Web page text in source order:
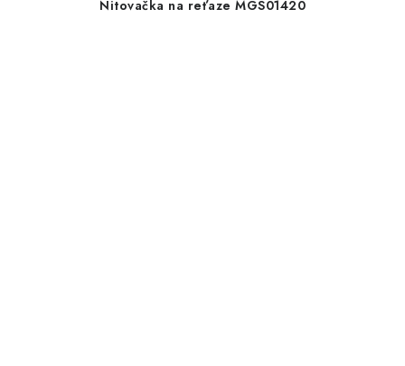
Nitovačka na reťaze MGS01420